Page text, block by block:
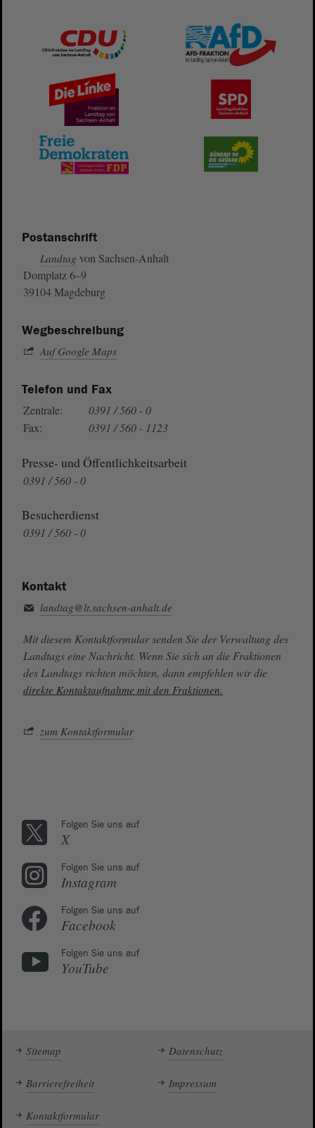
Postanschrift
Landtag von Sachsen-Anhalt
Domplatz 6–9
39104 Magdeburg
Wegbeschreibung
Auf Google Maps
Telefon und Fax
Zentrale:
0391 / 560 - 0
Fax:
0391 / 560 - 1123
Presse- und Öffentlichkeitsarbeit
0391 / 560 - 0
Besucherdienst
0391 / 560 - 0
Kontakt
landtag@lt.sachsen-anhalt.de
Mit diesem Kontaktformular senden Sie der Verwaltung des
Landtags eine Nachricht. Wenn Sie sich an die Fraktionen
des Landtags richten möchten, dann empfehlen wir die
direkte Kontaktaufnahme mit den Fraktionen.
zum Kontaktformular
Folgen Sie uns auf
X
Folgen Sie uns auf
Instagram
Folgen Sie uns auf
Facebook
Folgen Sie uns auf
YouTube
Sitemap Datenschutz
Barrierefreiheit Impressum
Kontaktformular